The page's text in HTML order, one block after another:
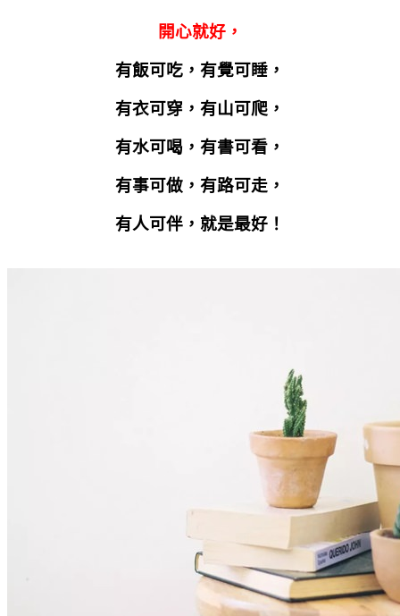
開心就好，
有飯可吃，有覺可睡，
有衣可穿，有山可爬，
有水可喝，有書可看，
有事可做，有路可走，
有人可伴，就是最好！